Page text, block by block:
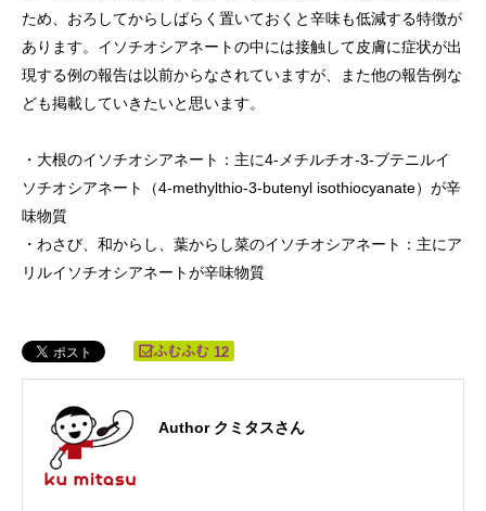
ため、おろしてからしばらく置いておくと辛味も低減する特徴が
あります。イソチオシアネートの中には接触して皮膚に症状が出
現する例の報告は以前からなされていますが、また他の報告例な
ども掲載していきたいと思います。
・大根のイソチオシアネート：主に4-メチルチオ-3-ブテニルイ
ソチオシアネート（4-methylthio-3-butenyl isothiocyanate）が辛
味物質
・わさび、和からし、葉からし菜のイソチオシアネート：主にア
リルイソチオシアネートが辛味物質
12
Author クミタスさん